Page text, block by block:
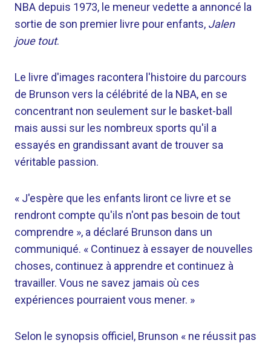
NBA depuis 1973, le meneur vedette a annoncé la
sortie de son premier livre pour enfants, Jalen
joue tout.
Le livre d'images racontera l'histoire du parcours
de Brunson vers la célébrité de la NBA, en se
concentrant non seulement sur le basket-ball
mais aussi sur les nombreux sports qu'il a
essayés en grandissant avant de trouver sa
véritable passion.
« J'espère que les enfants liront ce livre et se
rendront compte qu'ils n'ont pas besoin de tout
comprendre », a déclaré Brunson dans un
communiqué. « Continuez à essayer de nouvelles
choses, continuez à apprendre et continuez à
travailler. Vous ne savez jamais où ces
expériences pourraient vous mener. »
Selon le synopsis officiel, Brunson « ne réussit pas